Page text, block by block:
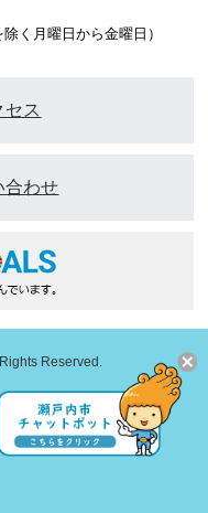
く月曜日から金曜日）
ス
合わせ
Reserved.